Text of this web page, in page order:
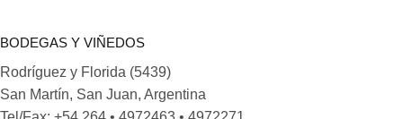
BODEGAS Y VIÑEDOS
Rodríguez y Florida (5439)
San Martín, San Juan, Argentina